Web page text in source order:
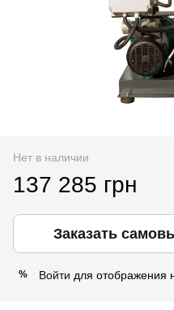
Нет в наличии
137 285 грн
Заказать
% Войти для отображения